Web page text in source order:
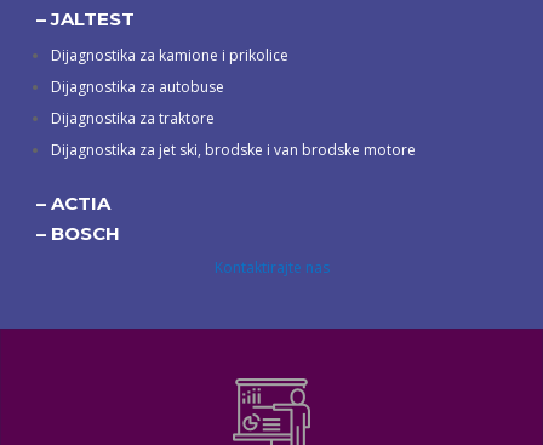
– JALTEST
Dijagnostika za kamione i prikolice
Dijagnostika za autobuse
Dijagnostika za traktore
Dijagnostika za jet ski, brodske i van brodske motore
– ACTIA
– BOSCH
Kontaktirajte nas